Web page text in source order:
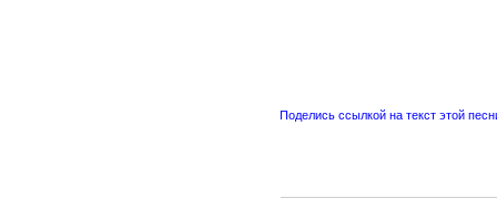
Поделись ссылкой на текст этой